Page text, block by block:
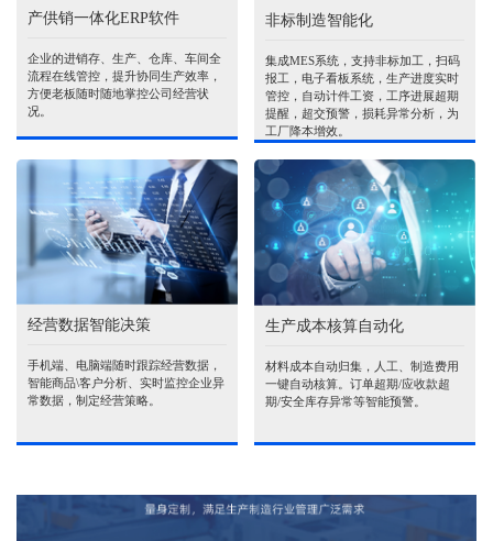
产供销一体化ERP软件
企业的进销存、生产、仓库、车间全
流程在线管控，提升协同生产效率，
方便老板随时随地掌控公司经营状
况。
非标制造智能化
集成MES系统，支持非标加工，扫码
报工，电子看板系统，生产进度实时
管控，自动计件工资，工序进展超期
提醒，超交预警，损耗异常分析，为
工厂降本增效。
经营数据智能决策
手机端、电脑端随时跟踪经营数据，
智能商品\客户分析、实时监控企业异
常数据，制定经营策略。
生产成本核算自动化
材料成本自动归集，人工、制造费用
一键自动核算。订单超期/应收款超
期/安全库存异常等智能预警。